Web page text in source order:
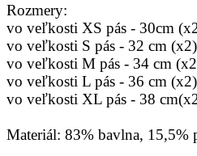
Rozmery:
vo veľkosti XS pás - 30cm
vo veľkosti S pás - 32 cm
vo veľkosti M pás - 34 cm
vo veľkosti L pás - 36 cm
vo veľkosti XL pás - 38
Materiál: 83% bavlna, 15,5%